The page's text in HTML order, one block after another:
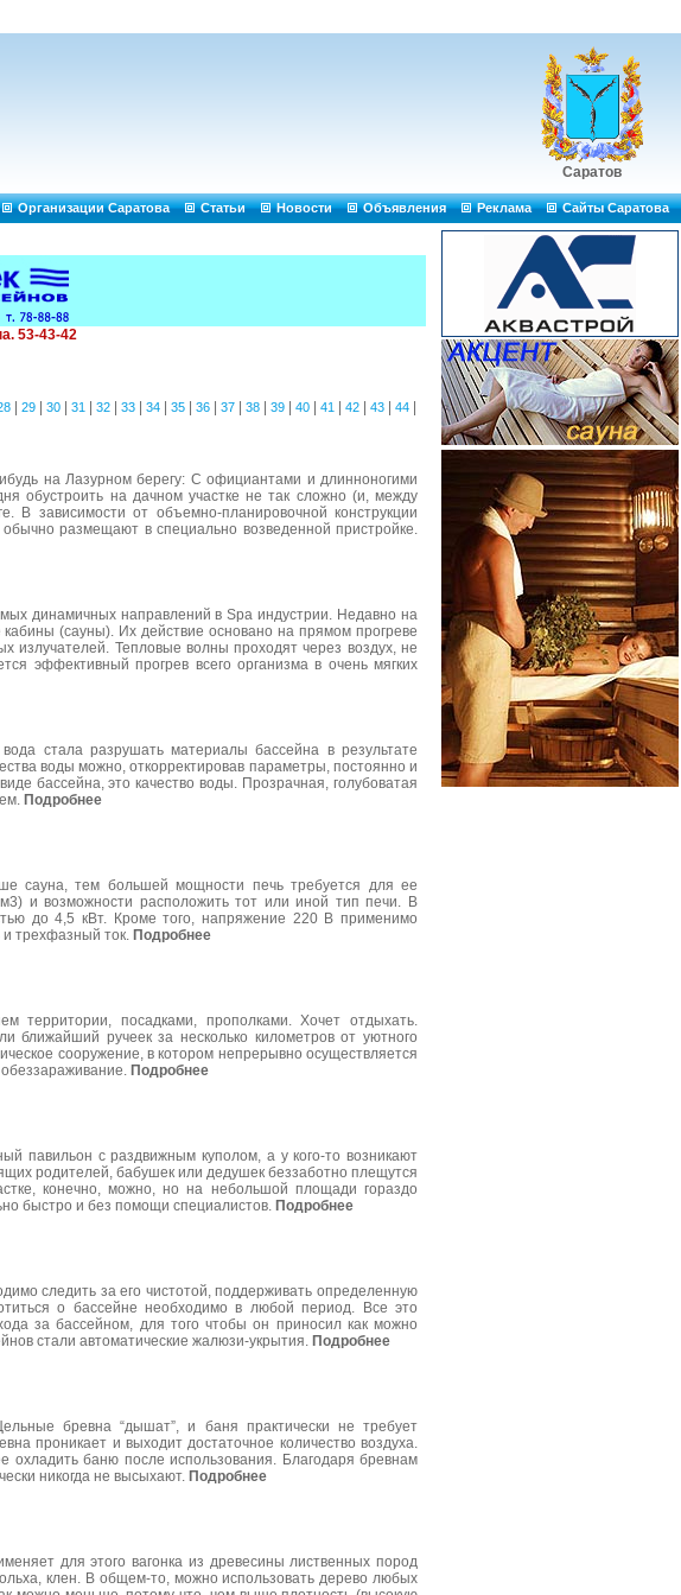
Саратов
Организации Саратова Статьи Новости Объявления Реклама Сайты Саратова
29 30 31 32 33 34 35 36 37 38 39 40 41 42 43 44
на Лазурном берегу: С официантами и длинноногими
обустроить на дачном участке не так сложно (и, между
В зависимости от объемно-планировочной конструкции
размещают в специально возведенной пристройке.
динамичных направлений в Spa индустрии. Недавно на
(сауны). Их действие основано на прямом прогреве
Тепловые волны проходят через воздух, не
эффективный прогрев всего организма в очень мягких
стала разрушать материалы бассейна в результате
воды можно, откорректировав параметры, постоянно и
бассейна, это качество воды. Прозрачная, голубоватая
Подробнее
сауна, тем большей мощности печь требуется для ее
и возможности расположить тот или иной тип печи. В
до 4,5 кВт. Кроме того, напряжение 220 В применимо
и трехфазный ток. Подробнее
территории, посадками, прополками. Хочет отдыхать.
ближайший ручеек за несколько километров от уютного
сооружение, в котором непрерывно осуществляется
Подробнее
павильон с раздвижным куполом, а у кого-то возникают
родителей, бабушек или дедушек беззаботно плещутся
конечно, можно, но на небольшой площади гораздо
быстро и без помощи специалистов. Подробнее
следить за его чистотой, поддерживать определенную
о бассейне необходимо в любой период. Все это
за бассейном, для того чтобы он приносил как можно
стали автоматические жалюзи-укрытия. Подробнее
бревна “дышат”, и баня практически не требует
проникает и выходит достаточное количество воздуха.
охладить баню после использования. Благодаря бревнам
никогда не высыхают. Подробнее
для этого вагонка из древесины лиственных пород
клен. В общем-то, можно использовать дерево любых